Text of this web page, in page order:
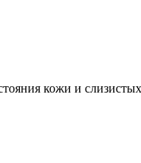
кожи и слизистых